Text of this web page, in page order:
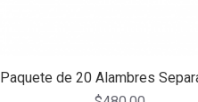
Paquete de 20 Alambres